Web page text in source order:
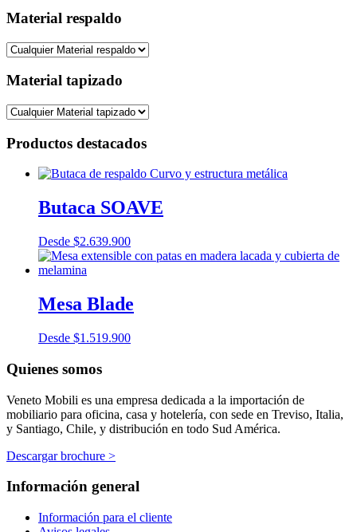
Material respaldo
Material tapizado
Productos destacados
Butaca SOAVE
Desde $2.639.900
Mesa Blade
Desde $1.519.900
Quienes somos
Veneto Mobili es una empresa dedicada a la importación de
mobiliario para oficina, casa y hotelería, con sede en Treviso, Italia,
y Santiago, Chile, y distribución en todo Sud América.
Descargar brochure >
Información general
Información para el cliente